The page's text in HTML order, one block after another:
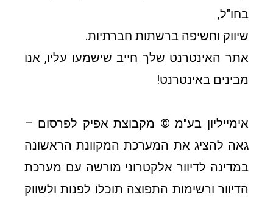
בחו"ל,
שיווק וחשיפה ברשתות חברתיות.
אתר האינטרנט שלך חייב שישמעו עליו, אנו
מבינים באינטרנט!
אימייליון בע"מ © מקבוצת אפיק לפרסום –
גאה להציג את המערכת המקוונת הראשונה
במדינה לדיוור אלקטרוני מורשה עם מערכת
הדיוור ורשימות התפוצה תוכלו לפנות ולשווק